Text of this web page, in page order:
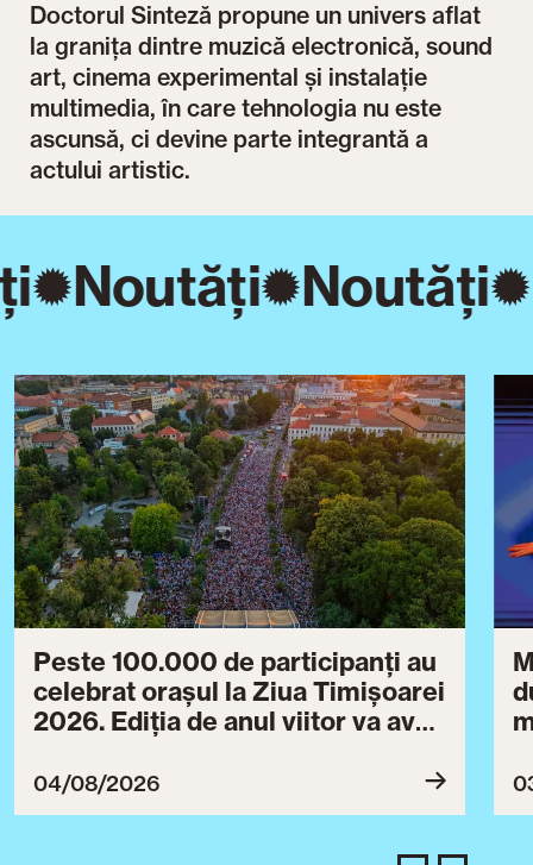
Doctorul Sinteză propune un univers aflat
la granița dintre muzică electronică, sound
art, cinema experimental și instalație
multimedia, în care tehnologia nu este
ascunsă, ci devine parte integrantă a
actului artistic.
Noutăți Noutăți
Peste 100.000 de participanți au
celebrat orașul la Ziua Timișoarei
2026. Ediția de anul viitor va avea
04/08/2026